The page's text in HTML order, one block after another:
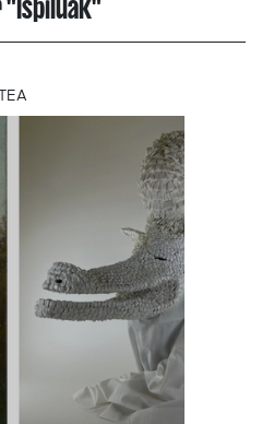
"Ispiluak"